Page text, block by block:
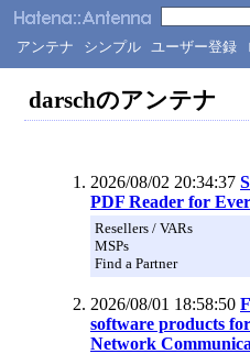
アンテナ シンプル ユーザー登録
darschのアンテナ
2026/08/02 20:34:37
PDF Reader for
Resellers / VARs
MSPs
Find a Partner
2026/08/01 18:58:50
software products
Network